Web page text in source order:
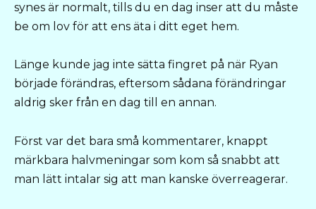
synes är normalt, tills du en dag inser att du måste
be om lov för att ens äta i ditt eget hem.
Länge kunde jag inte sätta fingret på när Ryan
började förändras, eftersom sådana förändringar
aldrig sker från en dag till en annan.
Först var det bara små kommentarer, knappt
märkbara halvmeningar som kom så snabbt att
man lätt intalar sig att man kanske överreagerar.